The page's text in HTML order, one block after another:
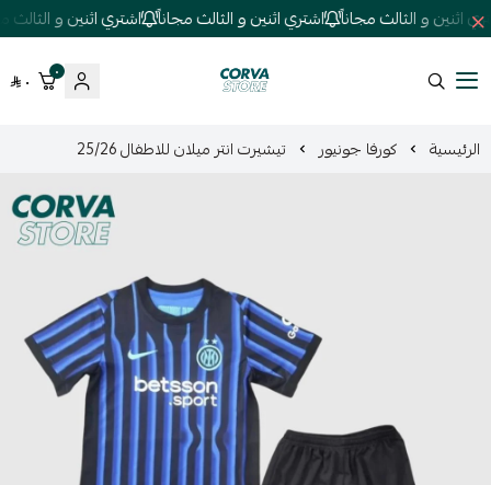
اثنين و الثالث مجاناً اشتري اثنين و الثالث مجاناً اشتري اثنين و الثالث
كورفا ستور
٠ ٠
الرئيسية كورفا جونيور تيشيرت انتر ميلان للاطفال 25/26